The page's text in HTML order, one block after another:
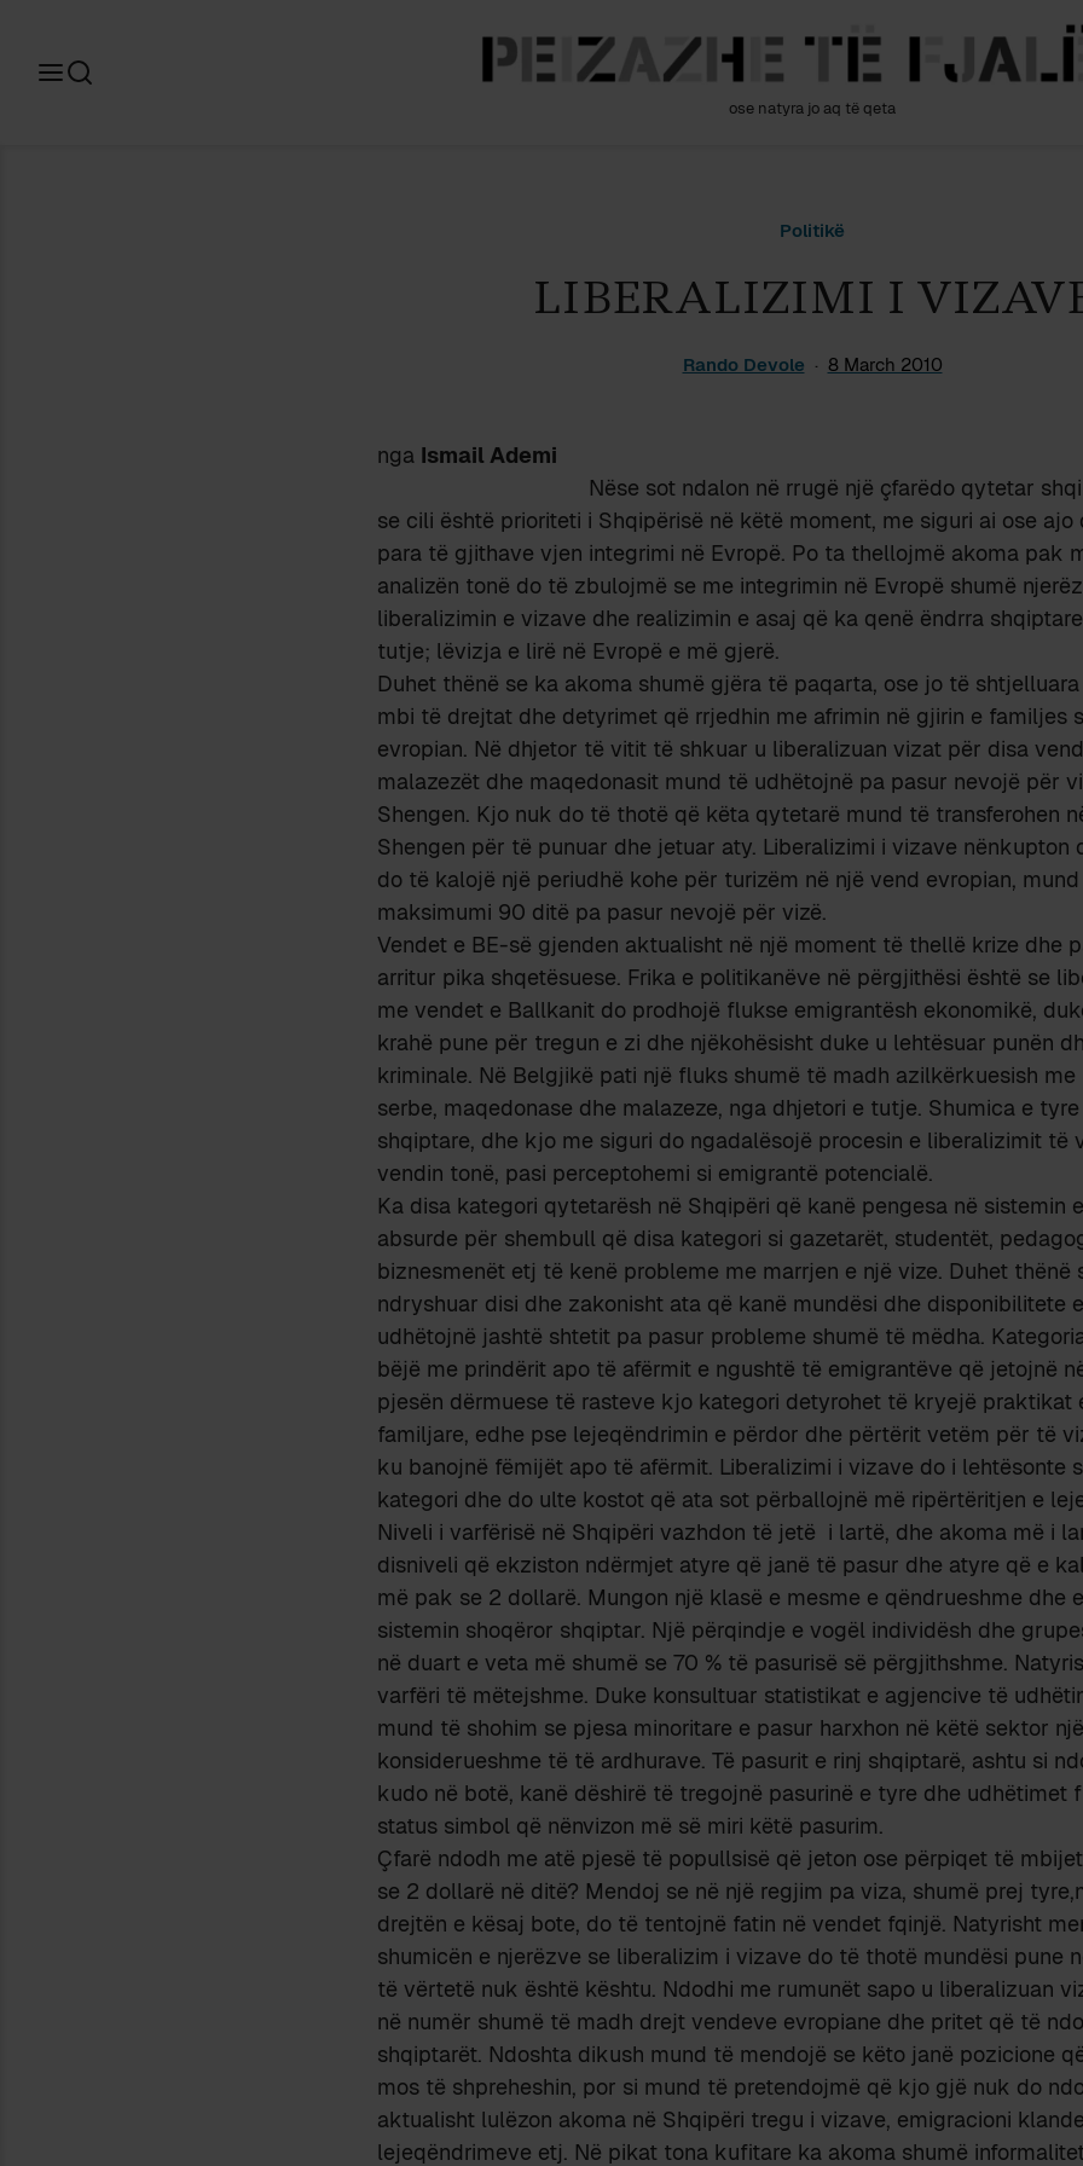
ose natyra jo aq të qeta
Politikë
LIBERALIZIMI I
Rando Devole 8 March 2010
nga Ismail Ademi
Nëse sot ndalon në rrugë një çfarëdo qytetar
se cili është prioriteti i Shqipërisë në këtë moment, me siguri ai ose
para të gjithave vjen integrimi në Evropë. Po ta thellojmë akoma pak
analizën tonë do të zbulojmë se me integrimin në Evropë shumë
liberalizimin e vizave dhe realizimin e asaj që ka qenë ëndrra
tutje; lëvizja e lirë në Evropë e më gjerë.
Duhet thënë se ka akoma shumë gjëra të paqarta, ose jo të
mbi të drejtat dhe detyrimet që rrjedhin me afrimin në gjirin e familjes
evropian. Në dhjetor të vitit të shkuar u liberalizuan vizat për disa
malazezët dhe maqedonasit mund të udhëtojnë pa pasur nevojë për
Shengen. Kjo nuk do të thotë që këta qytetarë mund të transferohen
Shengen për të punuar dhe jetuar aty. Liberalizimi i vizave nënkupton
do të kalojë një periudhë kohe për turizëm në një vend evropian,
maksimumi 90 ditë pa pasur nevojë për vizë.
Vendet e BE-së gjenden aktualisht në një moment të thellë krize dhe
arritur pika shqetësuese. Frika e politikanëve në përgjithësi është se
me vendet e Ballkanit do prodhojë flukse emigrantësh ekonomikë,
krahë pune për tregun e zi dhe njëkohësisht duke u lehtësuar punën
kriminale. Në Belgjikë pati një fluks shumë të madh azilkërkuesish
serbe, maqedonase dhe malazeze, nga dhjetori e tutje. Shumica e
shqiptare, dhe kjo me siguri do ngadalësojë procesin e liberalizimit të
vendin tonë, pasi perceptohemi si emigrantë potencialë.
Ka disa kategori qytetarësh në Shqipëri që kanë pengesa në sistemin
absurde për shembull që disa kategori si gazetarët, studentët,
biznesmenët etj të kenë probleme me marrjen e një vize. Duhet thënë
ndryshuar disi dhe zakonisht ata që kanë mundësi dhe disponibilitete
udhëtojnë jashtë shtetit pa pasur probleme shumë të mëdha.
bëjë me prindërit apo të afërmit e ngushtë të emigrantëve që jetojnë
pjesën dërmuese të rasteve kjo kategori detyrohet të kryejë praktikat
familjare, edhe pse lejeqëndrimin e përdor dhe përtërit vetëm për të
ku banojnë fëmijët apo të afërmit. Liberalizimi i vizave do i lehtësonte
kategori dhe do ulte kostot që ata sot përballojnë më ripërtëritjen e
Niveli i varfërisë në Shqipëri vazhdon të jetë i lartë, dhe akoma më i
disniveli që ekziston ndërmjet atyre që janë të pasur dhe atyre që e
më pak se 2 dollarë. Mungon një klasë e mesme e qëndrueshme dhe
sistemin shoqëror shqiptar. Një përqindje e vogël individësh dhe
në duart e veta më shumë se 70 % të pasurisë së përgjithshme.
varfëri të mëtejshme. Duke konsultuar statistikat e agjencive të
mund të shohim se pjesa minoritare e pasur harxhon në këtë sektor
konsiderueshme të të ardhurave. Të pasurit e rinj shqiptarë, ashtu si
kudo në botë, kanë dëshirë të tregojnë pasurinë e tyre dhe udhëtimet
status simbol që nënvizon më së miri këtë pasurim.
Çfarë ndodh me atë pjesë të popullsisë që jeton ose përpiqet të
se 2 dollarë në ditë? Mendoj se në një regjim pa viza, shumë prej
drejtën e kësaj bote, do të tentojnë fatin në vendet fqinjë. Natyrisht
shumicën e njerëzve se liberalizim i vizave do të thotë mundësi pune
të vërtetë nuk është kështu. Ndodhi me rumunët sapo u liberalizuan
në numër shumë të madh drejt vendeve evropiane dhe pritet që të
shqiptarët. Ndoshta dikush mund të mendojë se këto janë pozicione
mos të shpreheshin, por si mund të pretendojmë që kjo gjë nuk do
aktualisht lulëzon akoma në Shqipëri tregu i vizave, emigracioni
lejeqëndrimeve etj. Në pikat tona kufitare ka akoma shumë